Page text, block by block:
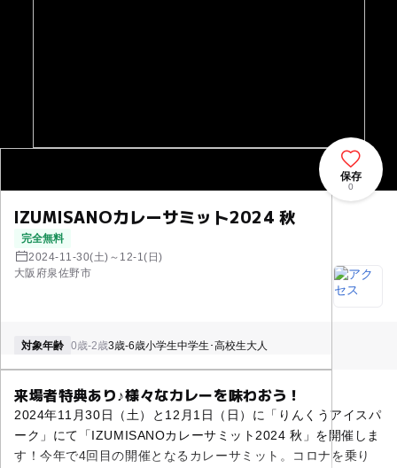
IZUMISANOカレーサミット2024 秋
完全無料
2024-11-30(土)～12-1(日)
大阪府泉佐野市
保存
0
対象年齢 0歳-2歳3歳-6歳小学生中学生･高校生大人
来場者特典あり♪様々なカレーを味わおう！
2024年11月30日（土）と12月1日（日）に「りんくうアイスパ
ーク」にて「IZUMISANOカレーサミット2024 秋」を開催しま
す！今年で4回目の開催となるカレーサミット。コロナを乗り